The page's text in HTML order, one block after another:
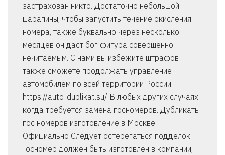
застрахован никто. Достаточно небольшой
царапины, чтобы запустить течение окисления
номера, также буквально через несколько
месяцев он даст бог фигура совершенно
нечитаемым. С нами вы избежите штрафов
также сможете продолжать управление
автомобилем по всей территории России.
https://auto-dublikat.su/ В любых других случаях
когда требуется замена госномеров. Дубликаты
гос номеров изготовление в Москве
Официально Следует остерегаться подделок.
Госномер должен быть изготовлен в компании,